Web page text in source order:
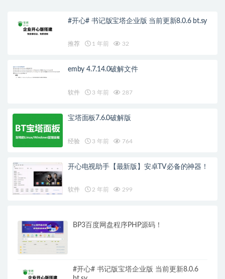
#开心# 书记版宝塔企业版 当前更新8.0.6 bt.sy
推荐 1 年前 32
emby 4.7.14.0破解文件
软件 3 年前 287
宝塔面板7.6.0破解版
经验 3 年前 764
开心电视助手【最新版】安卓TV必备的神器！
软件 2 年前 299
BP3百度网盘程序PHP源码！
#开心# 书记版宝塔企业版 当前更新8.0.6